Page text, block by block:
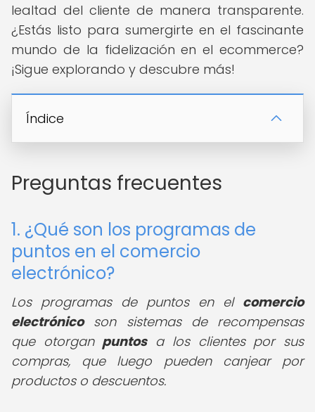
lealtad del cliente de manera transparente.
¿Estás listo para sumergirte en el fascinante
mundo de la fidelización en el ecommerce?
¡Sigue explorando y descubre más!
Índice
Preguntas frecuentes
1. ¿Qué son los programas de
puntos en el comercio
electrónico?
Los programas de puntos en el comercio
electrónicoson sistemas de recompensas
que otorgan puntosa los clientes por sus
compras, que luego pueden canjear por
productos o descuentos.